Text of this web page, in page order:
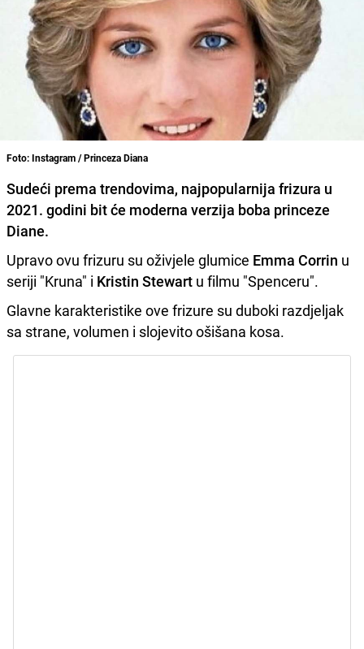
Foto: Instagram / Princeza Diana
Sudeći prema trendovima, najpopularnija frizura u
2021. godini bit će moderna verzija boba princeze
Diane.
Upravo ovu frizuru su oživjele glumice Emma Corrin u
seriji "Kruna" i Kristin Stewart u filmu "Spenceru".
Glavne karakteristike ove frizure su duboki razdjeljak
sa strane, volumen i slojevito ošišana kosa.